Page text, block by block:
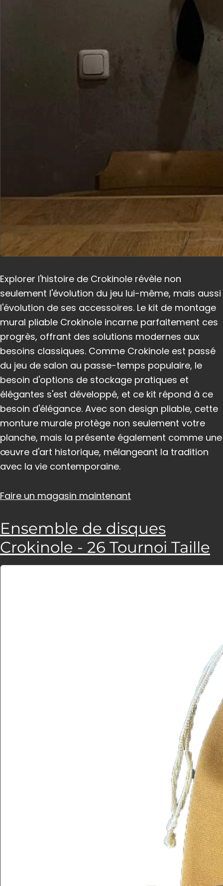
Explorer l'histoire de Crokinole révèle non
seulement l'évolution du jeu lui-même, mais aussi
l'évolution de ses accessoires. Le kit de montage
mural pliable Crokinole incarne parfaitement ces
progrès, offrant des solutions modernes aux
besoins classiques. Comme Crokinole est passé
du jeu de salon au passe-temps populaire, le
besoin d'options de stockage pratiques et
élégantes s'est développé, et ce kit répond à ce
besoin d'élégance. Avec son design pliable, cette
monture murale protège non seulement votre
planche, mais la présente également comme une
œuvre d'art historique, mélangeant la tradition
avec la vie contemporaine.
Faire un magasin maintenant
Ensemble de disques
Crokinole - 26 Tournoi Taille